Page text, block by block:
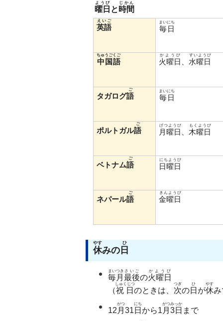
曜日
ようび
と 時間
じかん
英語
えいご
毎日
まいにち
中国語
ちゅうごくご
火曜日
かようび
水曜日
すいようび
タガログ語
ご
毎日
まいにち
ポルトガル語
ご
月曜日
げつようび
木曜日
もくようび
ベトナム語
ご
日曜日
にちようび
ネパール語
ご
金曜日
きんようび
休
やす
みの 日
ひ
毎月
まいつき
最後
さいご
の火曜日
かようび
（祝日
しゅくじつ
のときは、 次
つぎ
の日
ひ
が休
やす
み
12 月
がつ
31 日
にち
から1 月
がつ
3日
みっか
まで